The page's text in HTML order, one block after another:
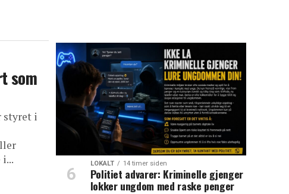
som
styret i
LOKALT 14 timer siden
Politiet advarer: Kriminelle gjenger
lokker ungdom med raske penger